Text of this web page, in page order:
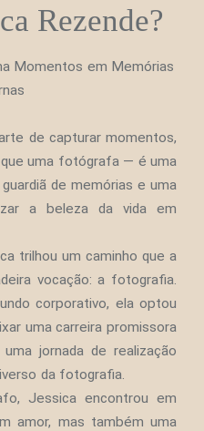
Rezende?
Momentos em Memórias
de capturar momentos,
uma fotógrafa — é uma
de memórias e uma
a beleza da vida em
trilhou um caminho que a
vocação: a fotografia.
corporativo, ela optou
uma carreira promissora
jornada de realização
da fotografia.
Jessica encontrou em
amor, mas também uma